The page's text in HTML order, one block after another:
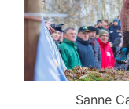
Sanne